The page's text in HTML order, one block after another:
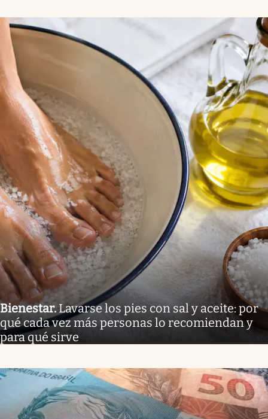
Bienestar.Lavarse los pies con sal y aceite: por
qué cada vez más personas lo recomiendan y
para qué sirve